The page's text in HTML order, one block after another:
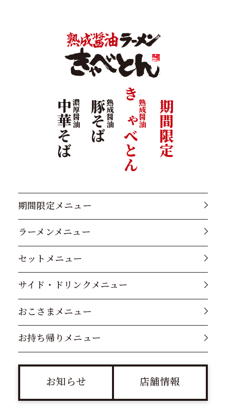
期間限定
熟成醤油
きゃべとん
熟成醤油
豚そば
濃厚醤油
中華そば
期間限定メニュー
ラーメンメニュー
セットメニュー
サイド・ドリンクメニュー
おこさまメニュー
お持ち帰りメニュー
お知らせ 店舗情報